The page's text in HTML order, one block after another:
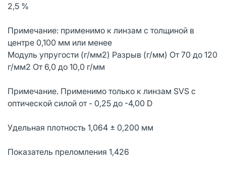
2,5 %
Примечание: применимо к линзам с толщиной в
центре 0,100 мм или менее
Модуль упругости (г/мм2) Разрыв (г/мм) От 70 до 120
г/мм2 От 6,0 до 10,0 г/мм
Примечание. Применимо только к линзам SVS с
оптической силой от - 0,25 до -4,00 D
Удельная плотность 1,064 ± 0,200 мм
Показатель преломления 1,426